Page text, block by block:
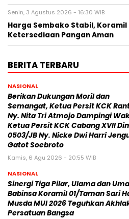
Senin, 3 Agustus 2026 - 16:30 WIB
Harga Sembako Stabil, Koramil
Ketersediaan Pangan Aman
BERITA TERBARU
NASIONAL
Berikan Dukungan Moril dan
Semangat, Ketua Persit KCK
Ny. Nita Tri Atmojo Dampingi
Ketua Persit KCK Cabang XVII
0503/JB Ny. Nicke Dwi Harri
Gatot Soebroto
Kamis, 6 Agu 2026 - 20:55 WIB
NASIONAL
Sinergi Tiga Pilar, Ulama dan
Babinsa Koramil 01/Taman Sari
Musda MUI 2026 Teguhkan
Persatuan Bangsa